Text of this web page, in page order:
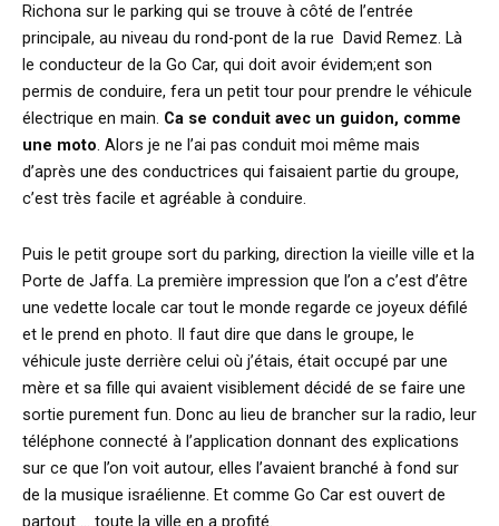
Richona sur le parking qui se trouve à côté de l’entrée
principale, au niveau du rond-pont de la rue David Remez. Là
le conducteur de la Go Car, qui doit avoir évidem;ent son
permis de conduire, fera un petit tour pour prendre le véhicule
électrique en main. Ca se conduit avec un guidon, comme
une moto. Alors je ne l’ai pas conduit moi même mais
d’après une des conductrices qui faisaient partie du groupe,
c’est très facile et agréable à conduire.
Puis le petit groupe sort du parking, direction la vieille ville et la
Porte de Jaffa. La première impression que l’on a c’est d’être
une vedette locale car tout le monde regarde ce joyeux défilé
et le prend en photo. Il faut dire que dans le groupe, le
véhicule juste derrière celui où j’étais, était occupé par une
mère et sa fille qui avaient visiblement décidé de se faire une
sortie purement fun. Donc au lieu de brancher sur la radio, leur
téléphone connecté à l’application donnant des explications
sur ce que l’on voit autour, elles l’avaient branché à fond sur
de la musique israélienne. Et comme Go Car est ouvert de
partout … toute la ville en a profité.